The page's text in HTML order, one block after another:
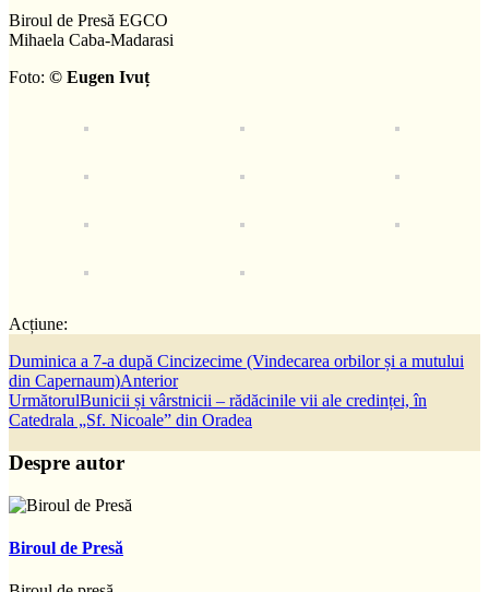
Biroul de Presă EGCO
Mihaela Caba-Madarasi
Foto: © Eugen Ivuț
Acțiune:
Duminica a 7-a după Cincizecime (Vindecarea orbilor și a mutului
din Capernaum)Anterior
UrmătorulBunicii și vârstnicii – rădăcinile vii ale credinței, în
Catedrala „Sf. Nicoale” din Oradea
Despre autor
Biroul de Presă